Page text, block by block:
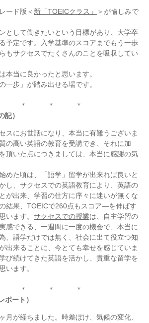
ード版＜ 新「TOEICクラス」
＞が愉しみで
として働きたいという目標があり、大学卒
予定です。入学基準のスコアまでもう一歩
もサクセスでたくさんのことを吸収してい
本当に良かったと思います。
一歩」が踏み出せる場です。
＊ ＊ ＊
記）
スにお世話になり、本当に有難うございま
の高い英語の教育を受講でき、それに加
頂いた点につきましては、本当に感謝の気
めた頃は、「語学」留学が出来れば良いと
し、サクセスでの英語教育により、英語の
が出来、学習の仕方に序々に迷いが無くな
結果、TOEICで260点もスコア―を伸ばす
います。 サクセスでの授業は、自主学習の
感できる、一週間に一度の機会で、本当に
、語学だけでは無く、社会に出て役立つ知
出来ることに、今とても幸せを感じていま
び続けてきた英語を活かし、貴重な留学を
います。
＊ ＊ ＊
ポート）
月が経ちました。時差ぼけ、気候の変化、